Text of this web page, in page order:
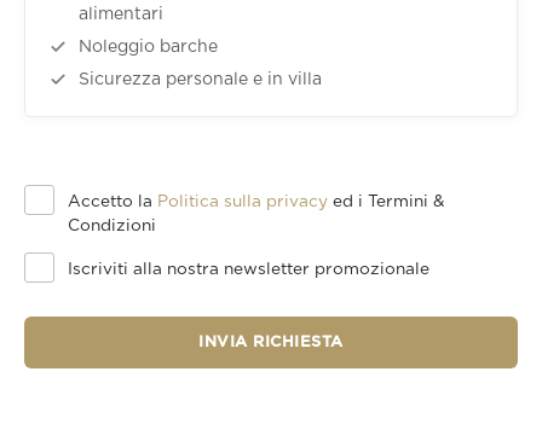
alimentari
Noleggio barche
Sicurezza personale e in villa
Accetto la Politica sulla privacy ed i Termini &
Condizioni
Iscriviti alla nostra newsletter promozionale
INVIA RICHIESTA